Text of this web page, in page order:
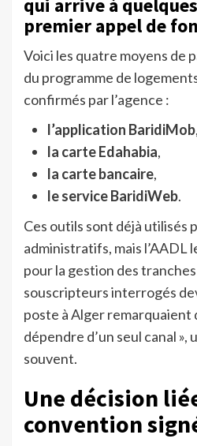
qui arrive à
premier appel de
Voici les quatre moyens de
du programme de
confirmés par l’agence :
l’application BaridiMob,
la carte Edahabia,
la carte bancaire,
le service BaridiWeb.
Ces outils sont déjà utilisés
administratifs, mais l’AADL
pour la gestion des
souscripteurs interrogés
poste à Alger remarquaient
dépendre d’un seul canal
souvent.
Une décision
convention